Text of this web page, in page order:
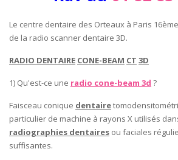
Le centre dentaire des Orteaux à Paris
de la radio scanner dentaire 3D.
RADIO DENTAIRE CONE-BEAM CT 3D
1) Qu'est-ce une radio cone-beam 3d ?
Faisceau conique dentaire
particulier de machine à rayons X utilisés
radiographies dentaires ou faciales
suffisantes.